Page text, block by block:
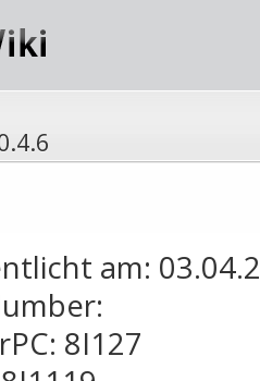
am:
8I127